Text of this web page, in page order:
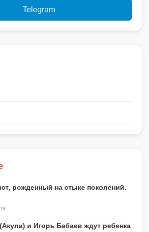
Telegram
рожденный на стыке поколений.
и Игорь Бабаев ждут ребенка